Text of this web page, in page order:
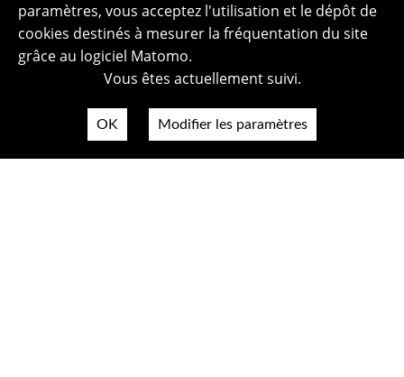
paramètres, vous acceptez l'utilisation et le dépôt de
cookies destinés à mesurer la fréquentation du site
grâce au logiciel Matomo.
Vous êtes actuellement suivi.
OK Modifier les paramètres